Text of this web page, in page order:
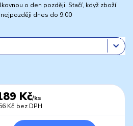
o den později. Stačí, když zboží
dnes do 9:00
Kč/ks
Kč bez DPH